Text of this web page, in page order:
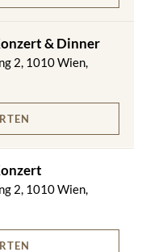
& Dinner
2, 1010 Wien,
2, 1010 Wien,